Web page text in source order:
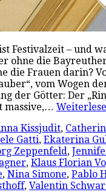
Festivalzeit – und
ohne die
die Frauen darin?
vom Wogen
der Götter: Der
massive,…
Kissjudit,
Gatti, Ekaterina
Zeppenfeld,
, Klaus Florian
, Nina Simone, Pablo
, Valentin